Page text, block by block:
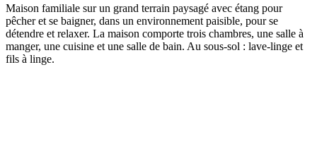
Maison familiale sur un grand terrain paysagé avec étang pour
pêcher et se baigner, dans un environnement paisible, pour se
détendre et relaxer. La maison comporte trois chambres, une salle à
manger, une cuisine et une salle de bain. Au sous-sol : lave-linge et
fils à linge.